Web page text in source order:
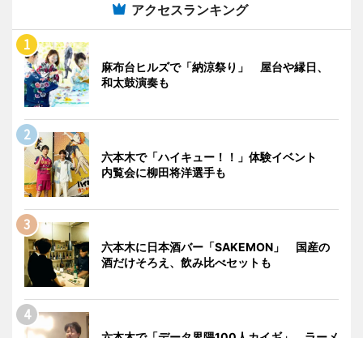
アクセスランキング
麻布台ヒルズで「納涼祭り」 屋台や縁日、
和太鼓演奏も
六本木で「ハイキュー！！」体験イベント
内覧会に柳田将洋選手も
六本木に日本酒バー「SAKEMON」 国産の
酒だけそろえ、飲み比べセットも